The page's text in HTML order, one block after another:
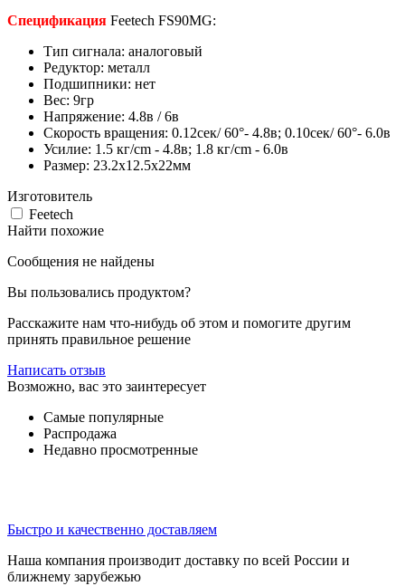
Спецификация Feetech FS90MG:
Тип сигнала: аналоговый
Редуктор: металл
Подшипники: нет
Вес: 9гр
Напряжение: 4.8в / 6в
Скорость вращения: 0.12сек/ 60°- 4.8в; 0.10cек/ 60°- 6.0в
Усилие: 1.5 кг/cm - 4.8в; 1.8 кг/cm - 6.0в
Размер: 23.2х12.5х22мм
Изготовитель
Feetech
Найти похожие
Сообщения не найдены
Вы пользовались продуктом?
Расскажите нам что-нибудь об этом и помогите другим
принять правильное решение
Написать отзыв
Возможно, вас это заинтересует
Самые популярные
Распродажа
Недавно просмотренные
Быстро и качественно доставляем
Наша компания производит доставку по всей России и
ближнему зарубежью